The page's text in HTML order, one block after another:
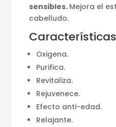
sensibles. Mejora el
cabelludo.
Oxigena.
Purifica.
Revitaliza.
Rejuvenece.
Efecto anti-edad.
Relajante.